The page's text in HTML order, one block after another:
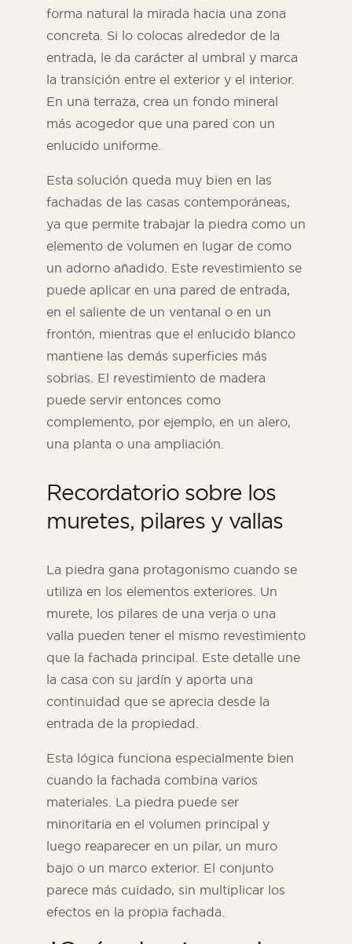
forma natural la mirada hacia una zona
concreta. Si lo colocas alrededor de la
entrada, le da carácter al umbral y marca
la transición entre el exterior y el interior.
En una terraza, crea un fondo mineral
más acogedor que una pared con un
enlucido uniforme.
Esta solución queda muy bien en las
fachadas de las casas contemporáneas,
ya que permite trabajar la piedra como un
elemento de volumen en lugar de como
un adorno añadido. Este revestimiento se
puede aplicar en una pared de entrada,
en el saliente de un ventanal o en un
frontón, mientras que el enlucido blanco
mantiene las demás superficies más
sobrias. El revestimiento de madera
puede servir entonces como
complemento, por ejemplo, en un alero,
una planta o una ampliación.
Recordatorio sobre los
muretes, pilares y vallas
La piedra gana protagonismo cuando se
utiliza en los elementos exteriores. Un
murete, los pilares de una verja o una
valla pueden tener el mismo revestimiento
que la fachada principal. Este detalle une
la casa con su jardín y aporta una
continuidad que se aprecia desde la
entrada de la propiedad.
Esta lógica funciona especialmente bien
cuando la fachada combina varios
materiales. La piedra puede ser
minoritaria en el volumen principal y
luego reaparecer en un pilar, un muro
bajo o un marco exterior. El conjunto
parece más cuidado, sin multiplicar los
efectos en la propia fachada.